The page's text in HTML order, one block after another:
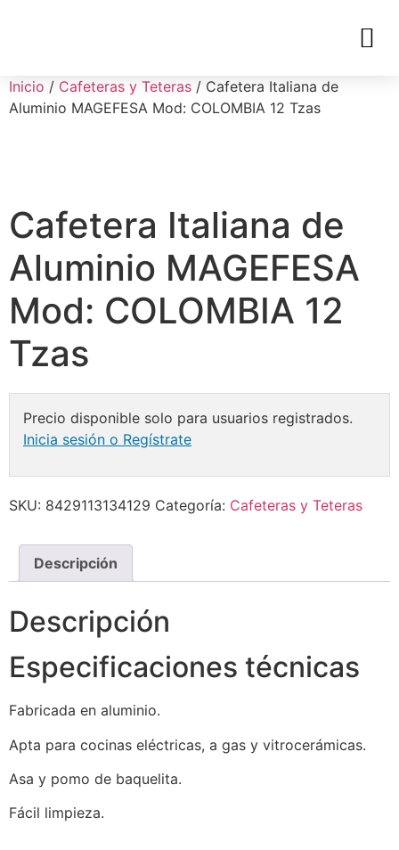
Inicio / Cafeteras y Teteras / Cafetera Italiana de
Aluminio MAGEFESA Mod: COLOMBIA 12 Tzas
Cafetera Italiana de
Aluminio MAGEFESA
Mod: COLOMBIA 12
Tzas
Precio disponible solo para usuarios registrados.
Inicia sesión o Regístrate
SKU: 8429113134129 Categoría: Cafeteras y Teteras
Descripción
Descripción
Especificaciones técnicas
Fabricada en aluminio.
Apta para cocinas eléctricas, a gas y vitrocerámicas.
Asa y pomo de baquelita.
Fácil limpieza.